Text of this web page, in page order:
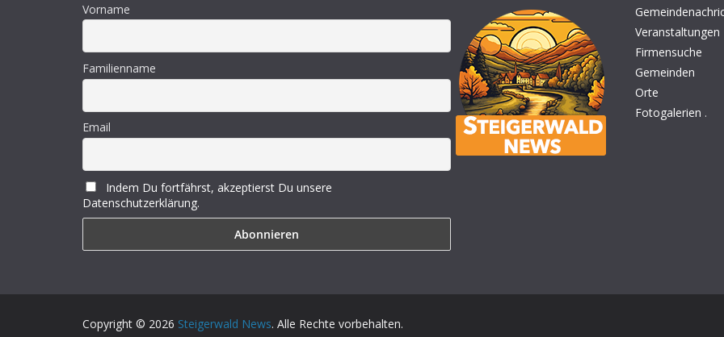
Vorname
Familienname
Email
Indem Du fortfährst, akzeptierst Du unsere
Datenschutzerklärung.
Veranstaltungen
Firmensuche
Gemeinden
Orte
Fotogalerien .
Copyright © 2026 Steigerwald News. Alle Rechte vorbehalten.